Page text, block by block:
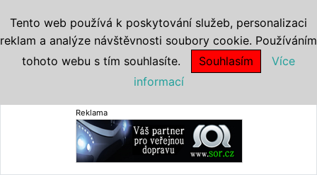
Reklama
Tento web používá k poskytování služeb, personalizaci
reklam a analýze návštěvnosti soubory cookie. Používáním
tohoto webu s tím souhlasíte.
Souhlasím
Více
informací